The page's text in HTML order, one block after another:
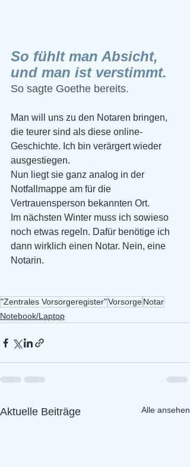
So fühlt man Absicht,
und man ist verstimmt.
So sagte Goethe bereits.
Man will uns zu den Notaren bringen,
die teurer sind als diese online-
Geschichte. Ich bin verärgert wieder
ausgestiegen.
Nun liegt sie ganz analog in der
Notfallmappe am für die
Vertrauensperson bekannten Ort.
Im nächsten Winter muss ich sowieso
noch etwas regeln. Dafür benötige ich
dann wirklich einen Notar. Nein, eine
Notarin.
"Zentrales Vorsorgeregister"VorsorgeNotar
Notebook/Laptop
Aktuelle Beiträge Alle ansehen